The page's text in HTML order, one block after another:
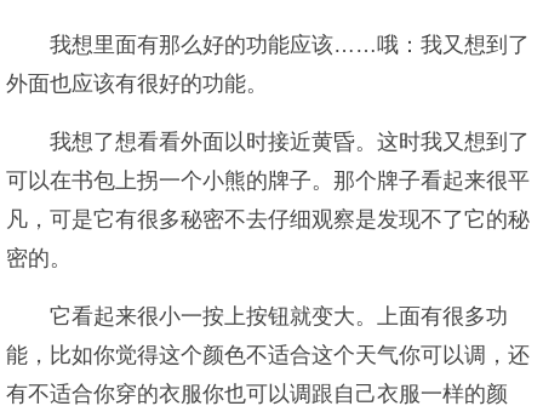
我想里面有那么好的功能应该……哦：我又想到了
外面也应该有很好的功能。
我想了想看看外面以时接近黄昏。这时我又想到了
可以在书包上拐一个小熊的牌子。那个牌子看起来很平
凡，可是它有很多秘密不去仔细观察是发现不了它的秘
密的。
它看起来很小一按上按钮就变大。上面有很多功
能，比如你觉得这个颜色不适合这个天气你可以调，还
有不适合你穿的衣服你也可以调跟自己衣服一样的颜